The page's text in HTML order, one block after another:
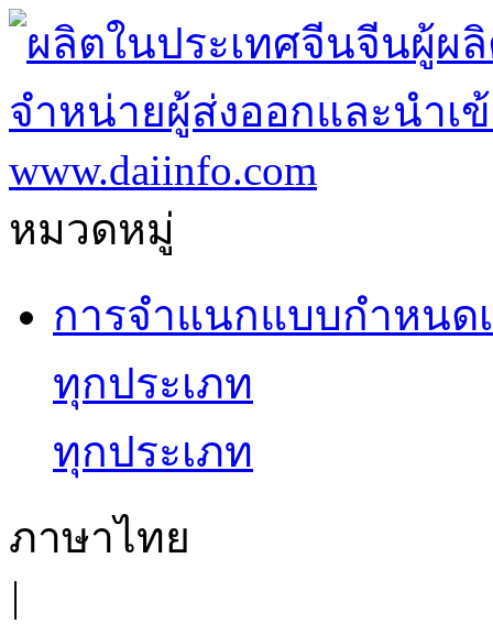
หมวดหมู่
การจำแนกแบบกำหนด
ทุกประเภท
ทุกประเภท
ภาษาไทย
|